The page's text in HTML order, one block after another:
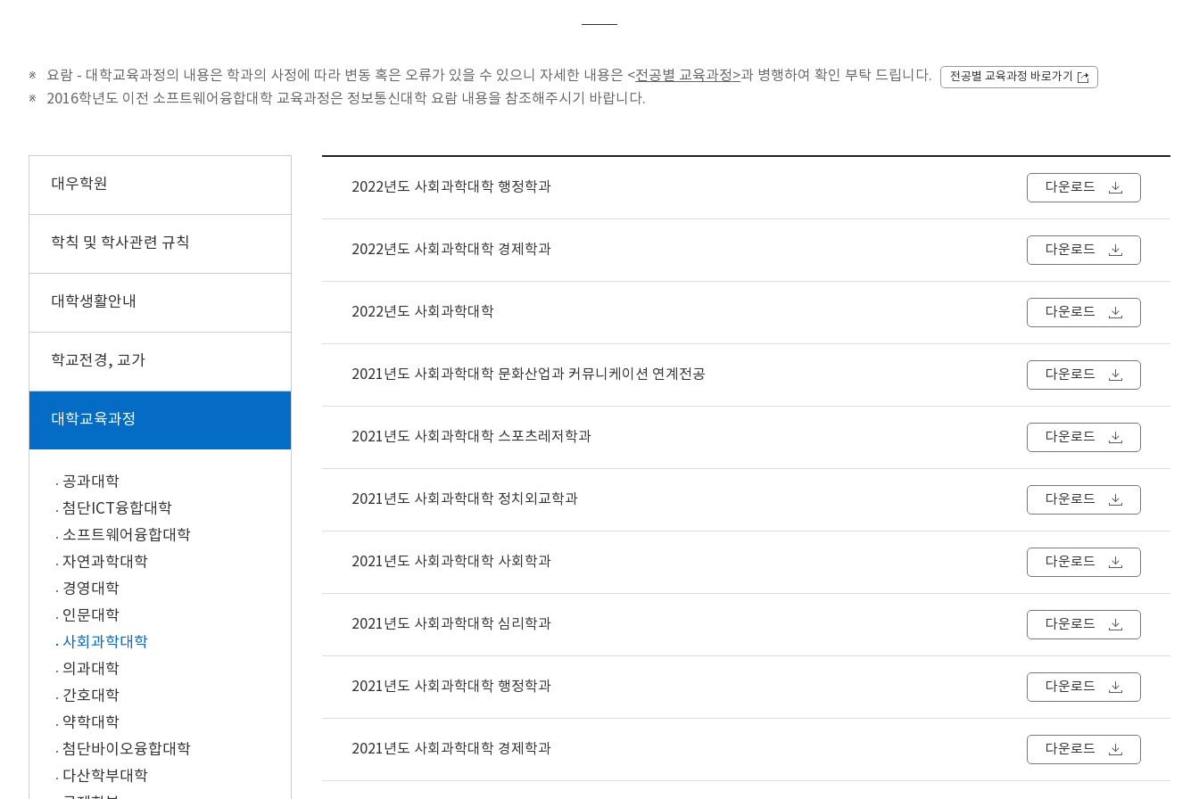
요람 - 대학교육과정의 내용은 학과의 사정에 따라 변동 혹은 오류가 있을 수 있으니 자세한 내용은 <전공별 교육과정>과 병행하여 확인 부탁 드립니다. 전공별 교육과정 바로가기
2016학년도 이전 소프트웨어융합대학 교육과정은 정보통신대학 요람 내용을 참조해주시기 바랍니다.
대우학원
학칙 및 학사관련 규칙
대학생활안내
학교전경, 교가
대학교육과정
공과대학
첨단ICT융합대학
소프트웨어융합대학
자연과학대학
경영대학
인문대학
사회과학대학
의과대학
간호대학
약학대학
첨단바이오융합대학
다산학부대학
2022년도 사회과학대학 행정학과 다운로드
2022년도 사회과학대학 경제학과 다운로드
2022년도 사회과학대학 다운로드
2021년도 사회과학대학 문화산업과 커뮤니케이션 연계전공 다운로드
2021년도 사회과학대학 스포츠레저학과 다운로드
2021년도 사회과학대학 정치외교학과 다운로드
2021년도 사회과학대학 사회학과 다운로드
2021년도 사회과학대학 심리학과 다운로드
2021년도 사회과학대학 행정학과 다운로드
2021년도 사회과학대학 경제학과 다운로드